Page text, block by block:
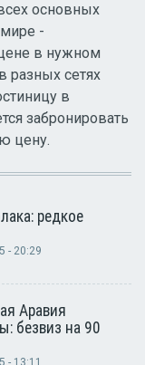
основных
-
в нужном
разных сетях
в
забронировать
цену.
редкое
- 20:29
Аравия
безвиз на 90
- 13:11